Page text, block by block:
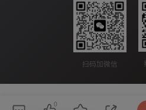
扫码加微信
0